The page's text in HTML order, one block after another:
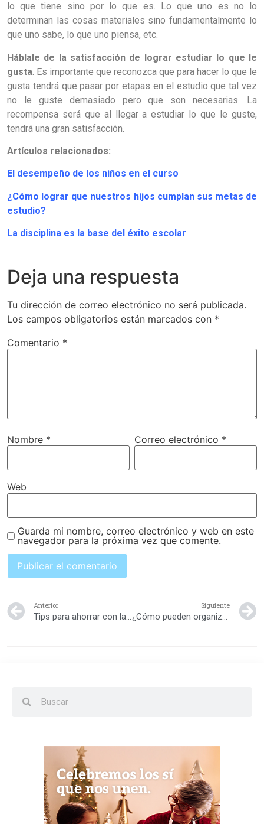
lo que tiene sino por lo que es. Lo que uno es no lo
determinan las cosas materiales sino fundamentalmente lo
que uno sabe, lo que uno piensa, etc.
Háblale de la satisfacción de lograr estudiar lo que le
gusta . Es importante que reconozca que para hacer lo que le
gusta tendrá que pasar por etapas en el estudio que tal vez
no le guste demasiado pero que son necesarias. La
recompensa será que al llegar a estudiar lo que le guste,
tendrá una gran satisfacción.
Artículos relacionados:
El desempeño de los niños en el curso
¿Cómo lograr que nuestros hijos cumplan sus metas de
estudio?
La disciplina es la base del éxito escolar
Deja una respuesta
Tu dirección de correo electrónico no será publicada.
Los campos obligatorios están marcados con *
Comentario *
Nombre * Correo electrónico *
Web
Guarda mi nombre, correo electrónico y web en este
navegador para la próxima vez que comente.
Anterior
Tips para ahorrar con la lista de útiles escolares
Siguiente
¿Cómo pueden organizarse para el inicio del año escolar?